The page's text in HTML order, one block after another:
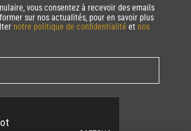
vous consentez à recevoir des emails
sur nos actualités, pour en savoir plus
notre politique de confidentialité et nos